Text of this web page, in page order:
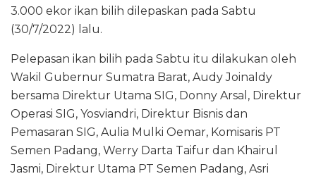
3.000 ekor ikan bilih dilepaskan pada Sabtu
(30/7/2022) lalu.
Pelepasan ikan bilih pada Sabtu itu dilakukan oleh
Wakil Gubernur Sumatra Barat, Audy Joinaldy
bersama Direktur Utama SIG, Donny Arsal, Direktur
Operasi SIG, Yosviandri, Direktur Bisnis dan
Pemasaran SIG, Aulia Mulki Oemar, Komisaris PT
Semen Padang, Werry Darta Taifur dan Khairul
Jasmi, Direktur Utama PT Semen Padang, Asri